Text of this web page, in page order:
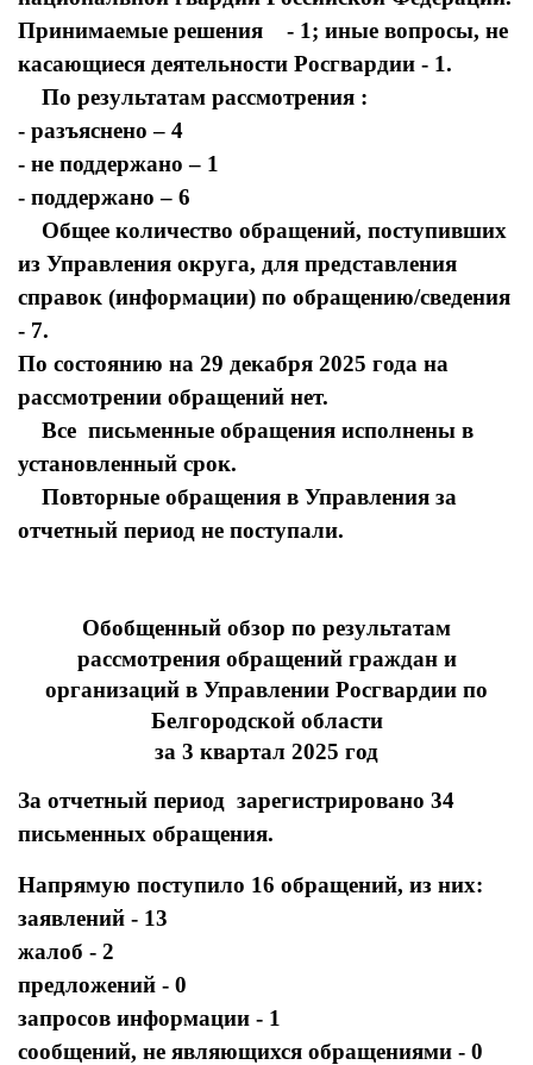
Принимаемые решения - 1; иные вопросы, не
касающиеся деятельности Росгвардии - 1.
По результатам рассмотрения :
- разъяснено – 4
- не поддержано – 1
- поддержано – 6
Общее количество обращений, поступивших
из Управления округа, для представления
справок (информации) по обращению/сведения
- 7.
По состоянию на 29 декабря 2025 года на
рассмотрении обращений нет.
Все письменные обращения исполнены в
установленный срок.
Повторные обращения в Управления за
отчетный период не поступали.
Обобщенный обзор по результатам
рассмотрения обращений граждан и
организаций в Управлении Росгвардии по
Белгородской области
за 3 квартал 2025 год
За отчетный период зарегистрировано 34
письменных обращения.
Напрямую поступило 16 обращений, из них:
заявлений - 13
жалоб - 2
предложений - 0
запросов информации - 1
сообщений, не являющихся обращениями - 0